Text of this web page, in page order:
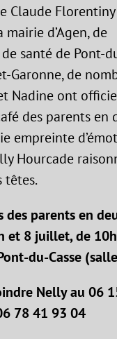
Claude Florentiny
d’Agen, de
santé de Pont-
Garonne, de
Nadine ont
des parents en
empreinte
Hourcade
têtes.
des parents en
et 8 juillet, de
du-Casse
Nelly au 06
78 41 93 04